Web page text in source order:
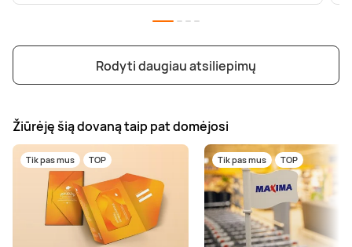
Rodyti daugiau atsiliepimų
Žiūrėję šią dovaną taip pat domėjosi
Tik pas mus TOP Tik pas mus TOP